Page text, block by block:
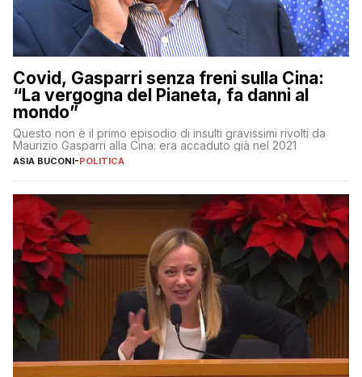
Covid, Gasparri senza freni sulla Cina:
“La vergogna del Pianeta, fa danni al
mondo”
Questo non è il primo episodio di insulti gravissimi rivolti da
Maurizio Gasparri alla Cina: era accaduto già nel 2021
ASIA BUCONI-POLITICA